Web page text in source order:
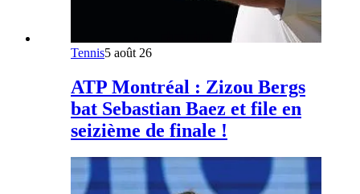
Tennis5 août 26
ATP Montréal : Zizou Bergs
bat Sebastian Baez et file en
seizième de finale !